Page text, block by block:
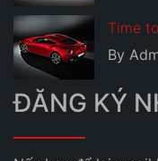
Time
By
ĐĂNG KÝ